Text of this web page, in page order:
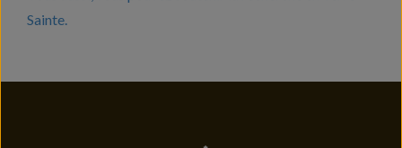
Sainte.